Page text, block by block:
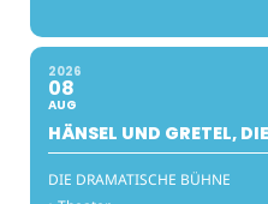
2026
08
AUG
HÄNSEL UND GRETEL,
DIE DRAMATISCHE BÜHNE